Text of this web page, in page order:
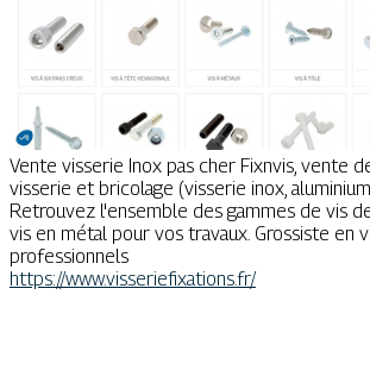
Vente visserie Inox pas cher Fixnvis, vente
visserie et bricolage (visserie inox,
Retrouvez l'ensemble des gammes de vis
vis en métal pour vos travaux. Grossiste en
professionnels
https://www.visseriefixations.fr/